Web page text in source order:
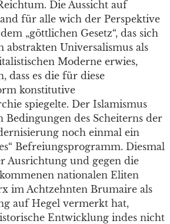
Die Aussicht auf
für alle wich der Perspektive
„göttlichen Gesetz“, das sich
Universalismus als
Moderne erwies,
dass es die für diese
konstitutive
spiegelte. Der Islamismus
des Scheiterns der
noch einmal ein
Befreiungsprogramm. Diesmal
Ausrichtung und gegen die
nationalen Eliten
im Achtzehnten Brumaire als
auf Hegel vermerkt hat,
Entwicklung indes nicht